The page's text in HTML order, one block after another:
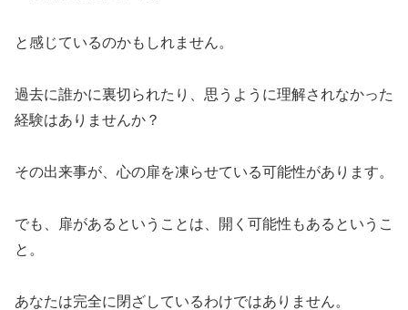
と感じているのかもしれません。
過去に誰かに裏切られたり、思うように理解されなかった
経験はありませんか？
その出来事が、心の扉を凍らせている可能性があります。
でも、扉があるということは、開く可能性もあるというこ
と。
あなたは完全に閉ざしているわけではありません。